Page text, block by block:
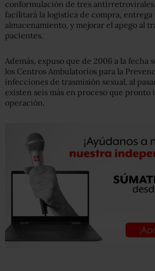
conformulación de tres
facilitará la logística de compra, entrega
almacenamiento, y mejorar el apego al
pacientes.
Además, expuso que de 2006 a la fecha
los Centros Ambulatorios para la
infecciones de trasmisión sexual, al
existen seis más en proceso que pronto
operación.